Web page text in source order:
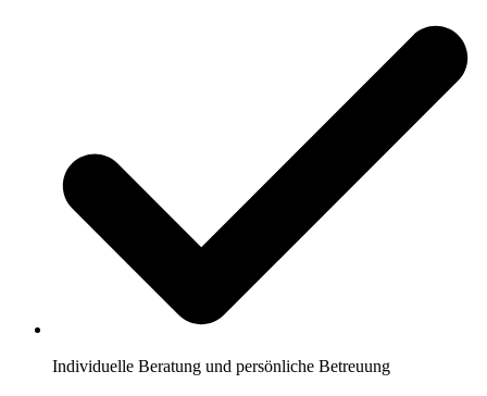
Individuelle Beratung und persönliche Betreuung